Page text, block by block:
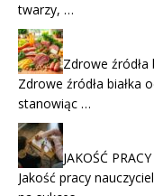
twarzy, …
Zdrowe źródła
Zdrowe źródła białka
stanowiąc …
JAKOŚĆ
Jakość pracy